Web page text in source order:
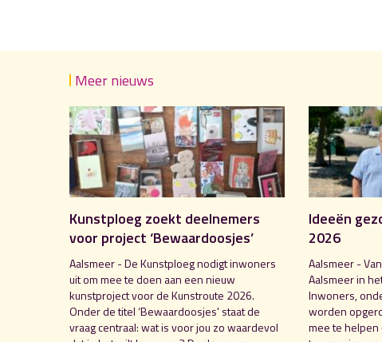
Meer nieuws
Kunstploeg zoekt deelnemers
voor project ‘Bewaardoosjes’
Aalsmeer - De Kunstploeg nodigt inwoners
uit om mee te doen aan een nieuw
kunstproject voor de Kunstroute 2026.
Onder de titel ‘Bewaardoosjes' staat de
vraag centraal: wat is voor jou zo waardevol
Ideeën
2026
Aalsmeer -
Aalsmeer in
Inwoners,
worden
mee te helpen